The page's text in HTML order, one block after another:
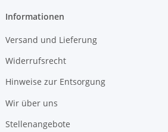
Informationen
Versand und Lieferung
Widerrufsrecht
Hinweise zur Entsorgung
Wir über uns
Stellenangebote